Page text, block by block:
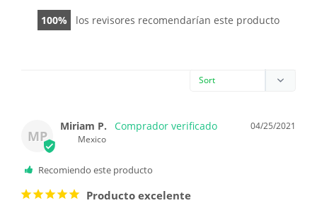
100 los revisores recomendarían este producto
MP
04/25/2021
Miriam P.
Mexico
Recomiendo este producto
Producto excelente